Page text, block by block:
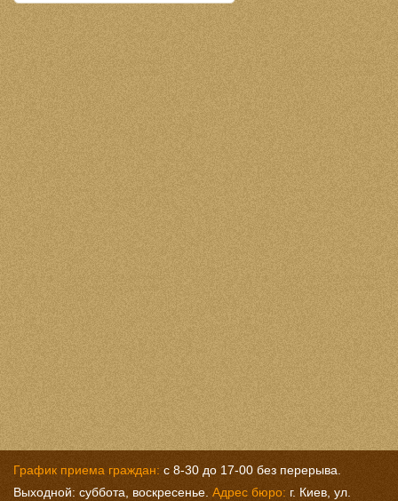
График приема граждан: с 8-30 до 17-00 без перерыва.
Выходной: суббота, воскресенье. Адрес бюро: г. Киев, ул.